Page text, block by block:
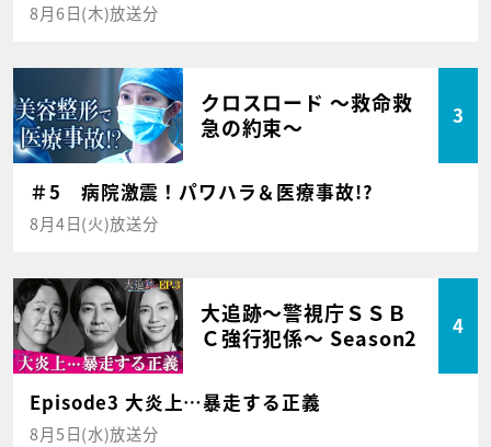
8月6日(木)放送分
クロスロード ～救命救
急の約束～
3
＃5 病院激震！パワハラ＆医療事故!?
8月4日(火)放送分
大追跡～警視庁ＳＳＢ
Ｃ強行犯係～ Season2
4
Episode3 大炎上…暴走する正義
8月5日(水)放送分